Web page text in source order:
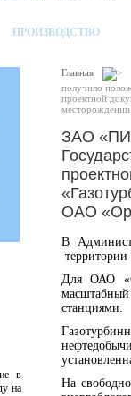
ПРОИЗВОДСТВО
в
на
Главная
получило
проектной
ЗАО
ОАО
В
территории
Для ОАО
масштабный
станциями.
На